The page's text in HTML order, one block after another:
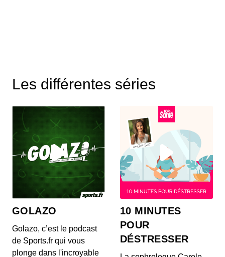
Les différentes séries
GOLAZO
Golazo, c’est le podcast
de Sports.fr qui vous
plonge dans l'incroyable
10 MINUTES
POUR
DÉSTRESSER